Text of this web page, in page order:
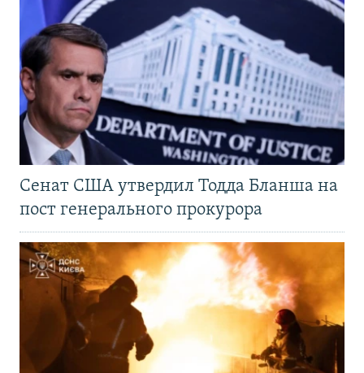
Сенат США утвердил Тодда Бланша на
пост генерального прокурора